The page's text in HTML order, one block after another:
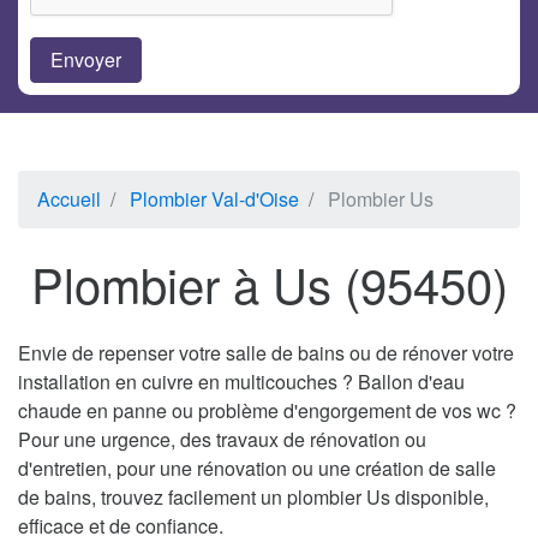
Accueil Plombier Val-d'Oise Plombier Us
Plombier à Us (95450)
Envie de repenser votre salle de bains ou de rénover votre
installation en cuivre en multicouches ? Ballon d'eau
chaude en panne ou problème d'engorgement de vos wc ?
Pour une urgence, des travaux de rénovation ou
d'entretien, pour une rénovation ou une création de salle
de bains, trouvez facilement un plombier Us disponible,
efficace et de confiance.